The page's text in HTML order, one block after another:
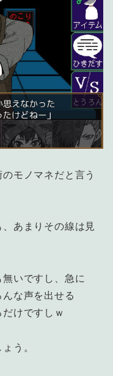
モノマネだと言う
あまりその線は見
いですし、急に
んな声を出せる
けですしｗ
う。